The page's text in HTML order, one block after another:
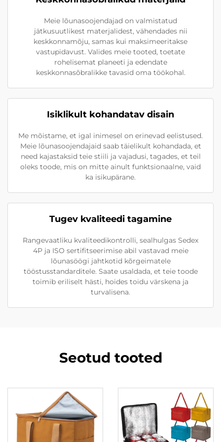
Meie lõunasoojendajad on valmistatud
jätkusuutlikest materjalidest, vähendades nii
keskkonnamõju, samas kui maksimeeritakse
vastupidavust. Valides meie tooted, toetate
rohelisemat planeeti ja edendate
keskkonnasõbralikke tavasid oma töökohal.
Isiklikult kohandatav disain
Me mõistame, et igal inimesel on erinevad eelistused.
Meie lõunasoojendajaid saab täielikult kohandada, et
need kajastaksid teie stiili ja vajadusi, tagades, et teil
oleks toode, mis on mitte ainult funktsionaalne, vaid
ka isikupärane.
Tugev kvaliteedi tagamine
Rangevaatliku kvaliteedikontrolli, sealhulgas Sedex
4P ja ISO sertifitseerimise abil vastavad meie
lõunasöögi jahtkotid kõrgeimatele
tööstusstandarditele. Saate usaldada, et teie toode
toimib eriliselt hästi, hoides toidu värskena ja
turvalisena.
Seotud tooted